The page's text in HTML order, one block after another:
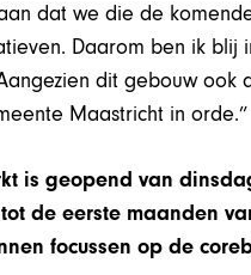
dat we die de
Daarom ben ik blij
dit gebouw ook
Maastricht in orde.”
is geopend van
de eerste maanden
focussen op de